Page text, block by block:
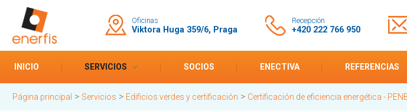
Oficinas
Viktora Huga 359/6, Praga
Recepción
+420 222 766 950
INICIO SERVICIOS SOCIOS ENECTIVA REFERENCIAS
Página principal > Servicios > Edificios verdes y certificación > Certificación de eficiencia energética -